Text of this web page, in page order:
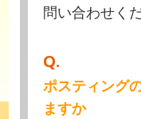
問い合わせく
Q.
ポスティング
ますか